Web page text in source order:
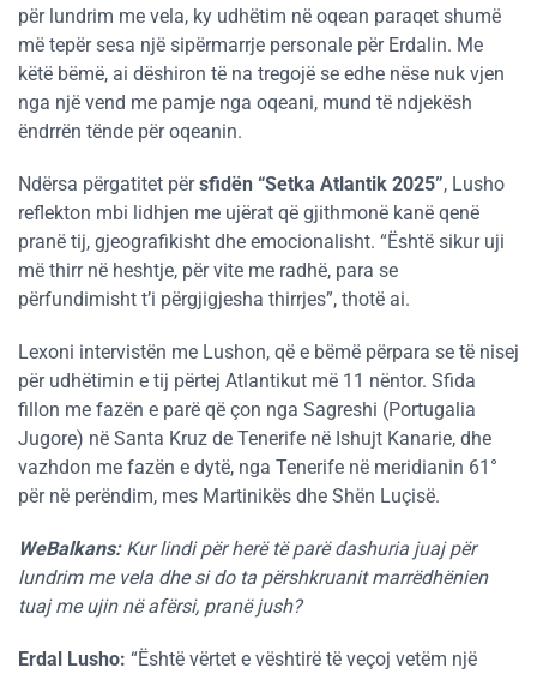
për lundrim me vela, ky udhëtim në oqean paraqet shumë
më tepër sesa një sipërmarrje personale për Erdalin. Me
këtë bëmë, ai dëshiron të na tregojë se edhe nëse nuk vjen
nga një vend me pamje nga oqeani, mund të ndjekësh
ëndrrën tënde për oqeanin.
Ndërsa përgatitet përsfidën “Setka Atlantik 2025”, Lusho
reflekton mbi lidhjen me ujërat që gjithmonë kanë qenë
pranë tij, gjeografikisht dhe emocionalisht. “Është sikur uji
më thirr në heshtje, për vite me radhë, para se
përfundimisht t’i përgjigjesha thirrjes”, thotë ai.
Lexoni intervistën me Lushon, që e bëmë përpara se të nisej
për udhëtimin e tij përtej Atlantikut më 11 nëntor. Sfida
fillon me fazën e parë që çon nga Sagreshi (Portugalia
Jugore) në Santa Kruz de Tenerife në Ishujt Kanarie, dhe
vazhdon me fazën e dytë, nga Tenerife në meridianin 61°
për në perëndim, mes Martinikës dhe Shën Luçisë.
WeBalkans:Kur lindi për herë të parë dashuria juaj për
lundrim me vela dhe si do ta përshkruanit marrëdhënien
tuaj me ujin në afërsi, pranë jush?
Erdal Lusho: “Është vërtet e vështirë të veçoj vetëm një